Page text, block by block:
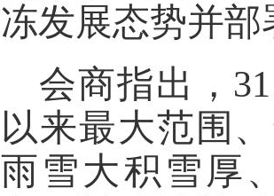
冻发展态势并
会商指出，
以来最大范围
雨雪大积雪厚